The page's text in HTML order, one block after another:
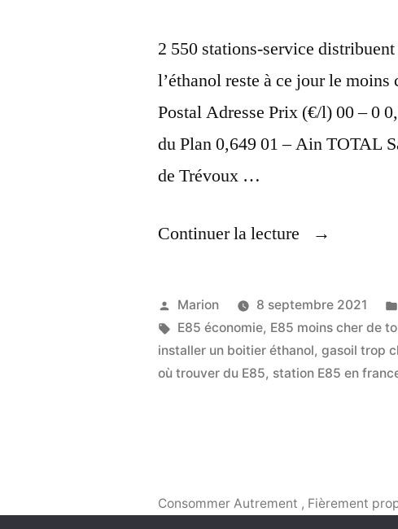
2 550 stations-service
l’éthanol reste à ce jour le
Postal Adresse Prix (€/l) 00 – 0
du Plan 0,649 01 – Ain TOTAL
de Trévoux …
Continuer la lecture
« Liste
Stations
E-
85,
Publié
par
Marion 8 septembre 2021
Étiquettes :
E85 économie, E85 moins cher de
installer un boitier éthanol,gasoil trop
où trouver du E85, station E85 en
Consommer Autrement , Fièrement